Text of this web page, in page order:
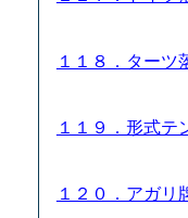
１１８．ター
１１９．形式
１２０．アガ